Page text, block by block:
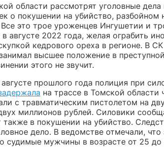
области рассмотрят уголовные дела
о покушении на убийство, разбойном
это трое уроженцев Ингушетии и
августе 2022 года, желая ограбить
кедрового ореха в регионе. В
высшее положение в
этого не звучит.
прошлого года полиция при
на трассе в Томской области
с травматическим пистолетом на
миллионов рублей. Силовики
также в покушении на убийство.
дело. В ведомстве отмечали,
судимые мужчины в возрасте от 25 до